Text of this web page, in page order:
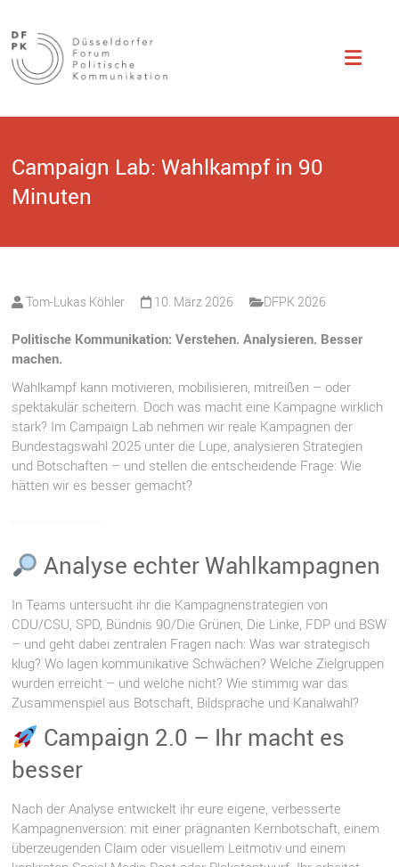
Düsseldorfer
Forum
Politische
Kommunikation
Studentisch
organisierte
Fachtagung zu
Themen der
Kommunikation.
Campaign Lab: Wahlkampf in 90
Minuten
Tom-Lukas Köhler 10. März 2026 DFPK 2026
Politische Kommunikation: Verstehen. Analysieren. Besser
machen.
Wahlkampf kann motivieren, mobilisieren, mitreißen – oder
spektakulär scheitern. Doch was macht eine Kampagne wirklich
stark? Im Campaign Lab nehmen wir reale Kampagnen der
Bundestagswahl 2025 unter die Lupe, analysieren Strategien
und Botschaften – und stellen die entscheidende Frage: Wie
hätten wir es besser gemacht?
Analyse echter Wahlkampagnen
In Teams untersucht ihr die Kampagnenstrategien von
CDU/CSU, SPD, Bündnis 90/Die Grünen, Die Linke, FDP und BSW
– und geht dabei zentralen Fragen nach: Was war strategisch
klug? Wo lagen kommunikative Schwächen? Welche Zielgruppen
wurden erreicht – und welche nicht? Wie stimmig war das
Zusammenspiel aus Botschaft, Bildsprache und Kanalwahl?
Campaign 2.0 – Ihr macht es
besser
Nach der Analyse entwickelt ihr eure eigene, verbesserte
Kampagnenversion: mit einer prägnanten Kernbotschaft, einem
überzeugenden Claim oder visuellem Leitmotiv und einem